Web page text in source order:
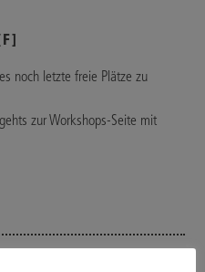
noch letzte freie Plätze zu
zur Workshops-Seite mit